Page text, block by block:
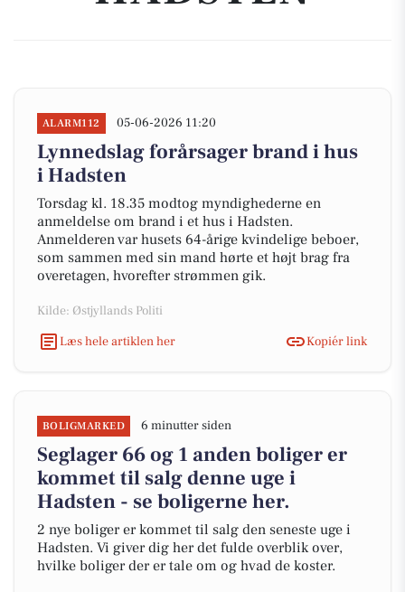
ALARM112 05-06-2026 11:20
Lynnedslag forårsager brand i hus
i Hadsten
Torsdag kl. 18.35 modtog myndighederne en
anmeldelse om brand i et hus i Hadsten.
Anmelderen var husets 64-årige kvindelige beboer,
som sammen med sin mand hørte et højt brag fra
overetagen, hvorefter strømmen gik.
Kilde: Østjyllands Politi
Læs hele artiklen her
Kopiér link
BOLIGMARKED 6 minutter siden
Seglager 66 og 1 anden boliger er
kommet til salg denne uge i
Hadsten - se boligerne her.
2 nye boliger er kommet til salg den seneste uge i
Hadsten. Vi giver dig her det fulde overblik over,
hvilke boliger der er tale om og hvad de koster.